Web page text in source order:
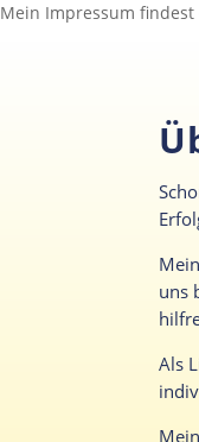
Mein Impressum
uns
Als